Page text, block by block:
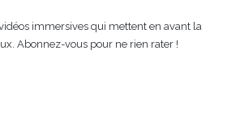
immersives qui mettent en avant la
Abonnez-vous pour ne rien rater !